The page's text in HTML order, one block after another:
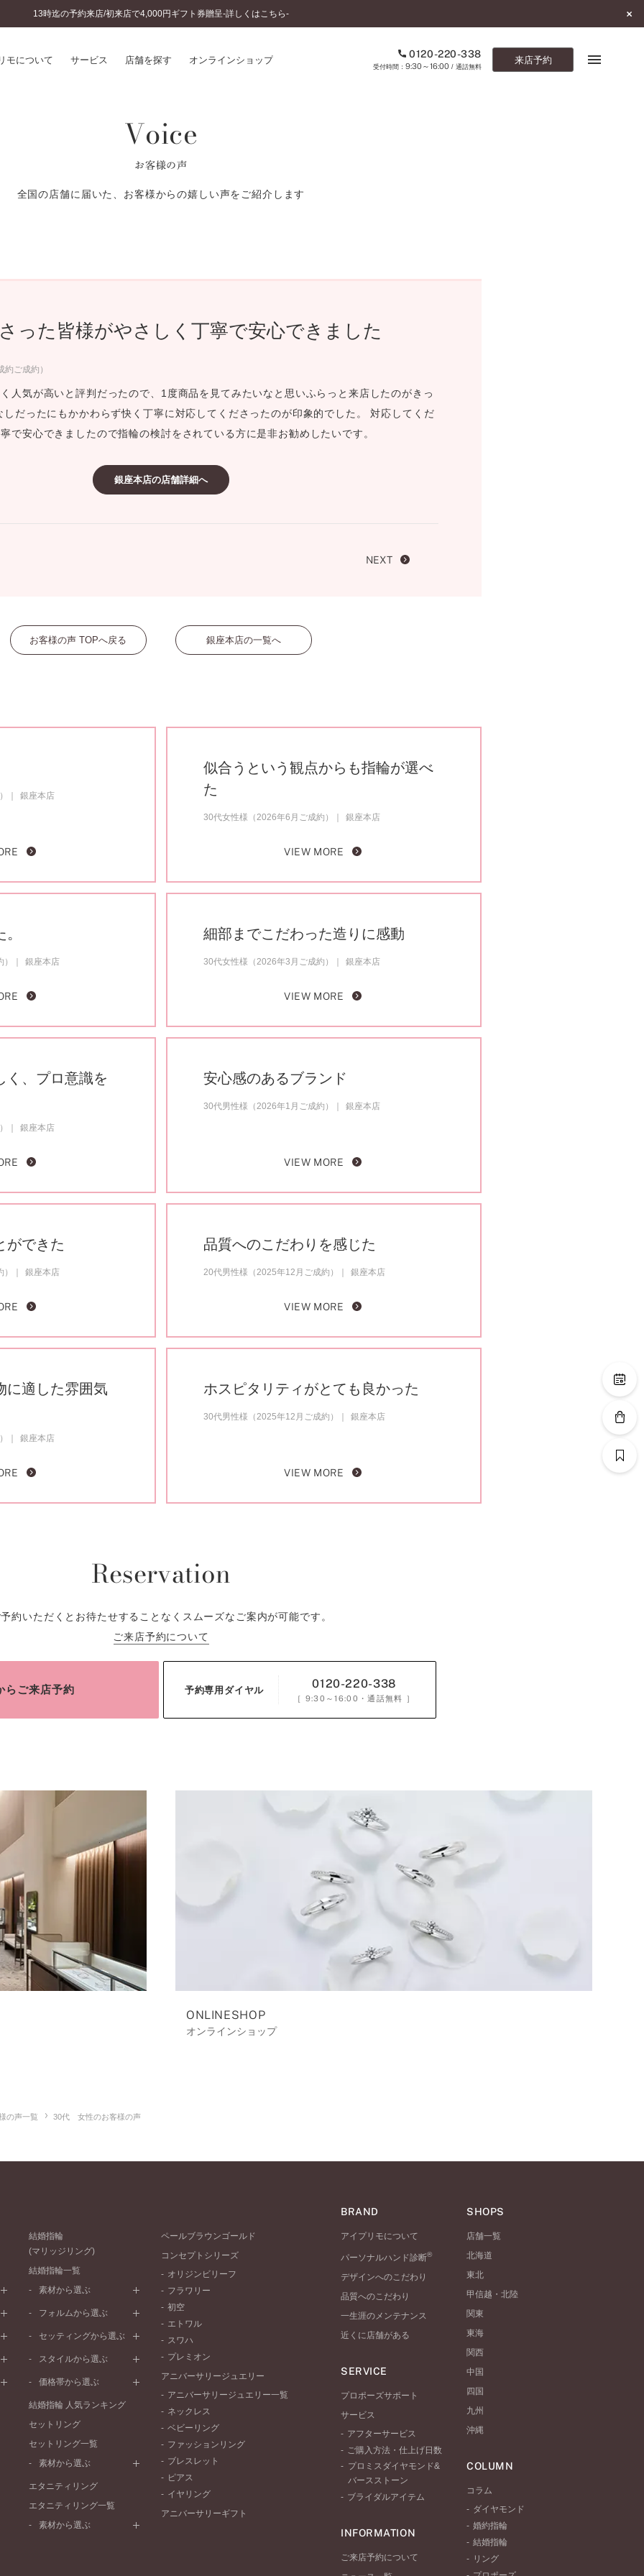
13時迄の予約来店/初来店で4,000円ギフト券贈呈-詳しくはこちら-
モについて サービス 店舗を探す オンラインショップ 0120-220-338
9:30～16:00/ 通話無料
来店予約
のこだわり
スダイヤモンド&バースストー
ーズサポート
プ
婚約指輪とは
結婚指輪とは
セットリングとは
ショップブログ
Voice
お客様の声
全国の店舗に届いた、お客様からの嬉しい声をご紹介します
った皆様がやさしく丁寧で安心できました
ご成約）
人気が高いと評判だったので、1度商品を見てみたいなと思いふらっと来店したのがきっ
だったにもかかわらず快く丁寧に対応してくださったのが印象的でした。 対応してくだ
で安心できましたので指輪の検討をされている方に是非お勧めしたいです。
銀座本店の店舗詳細へ
NEXT
お客様の声 TOPへ戻る 銀座本店の一覧へ
銀座本店
似合うという観点からも指輪が選べ
た
30代女性様（2026年6月ご成約） 銀座本店
VIEW MORE
銀座本店
細部までこだわった造りに感動
30代女性様（2026年3月ご成約） 銀座本店
VIEW MORE
く、プロ意識を
銀座本店
安心感のあるブランド
30代男性様（2026年1月ご成約） 銀座本店
VIEW MORE
ができた
銀座本店
品質へのこだわりを感じた
20代男性様（2025年12月ご成約） 銀座本店
VIEW MORE
に適した雰囲気
銀座本店
ホスピタリティがとても良かった
30代男性様（2025年12月ご成約） 銀座本店
VIEW MORE
Reservation
約いただくとお待たせすることなくスムーズなご案内が可能です。
ご来店予約について
らご来店予約 予約専用ダイヤル 0120-220-338
［ 9:30～16:00 ・通話無料 ］
ONLINESHOP
オンラインショップ
の声一覧 30代 女性のお客様の声
結婚指輪
(マリッジリング)
結婚指輪一覧
素材から選ぶ
プラチナ
ピンクゴールド
ペールブラウンゴールド
フォルムから選ぶ
ストレートライン
V字ライン
セッティングから選ぶ
プレーン
セベラルメレ
ラインメレ
スタイルから選ぶ
シンプル
モード
エレガント
ゴージャス
価格帯から選ぶ
50万円～
20万円～30万円
10万円～20万円
結婚指輪 人気ランキング
セットリング
セットリング一覧
素材から選ぶ
プラチナ
ペールブラウンゴールド
エタニティリング
エタニティリング一覧
素材から選ぶ
ペールブラウンゴールド
コンセプトシリーズ
オリジンビリーフ
フラワリー
初空
エトワル
スワハ
プレミオン
アニバーサリージュエリー
アニバーサリージュエリー一覧
ネックレス
ベビーリング
ファッションリング
ブレスレット
ピアス
イヤリング
アニバーサリーギフト
BRAND
アイプリモについて
パーソナルハンド診断®
デザインへのこだわり
品質へのこだわり
一生涯のメンテナンス
近くに店舗がある
SERVICE
プロポーズサポート
サービス
アフターサービス
ご購入方法・仕上げ日数
プロミスダイヤモンド&
バースストーン
ブライダルアイテム
INFORMATION
ご来店予約について
SHOPS
店舗一覧
北海道
東北
甲信越・北陸
関東
東海
関西
中国
四国
九州
沖縄
COLUMN
コラム
ダイヤモンド
婚約指輪
結婚指輪
リング